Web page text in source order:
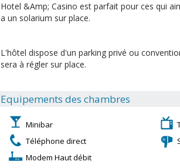
Hotel &Amp; Casino est parfait pour ces qui
a un solarium sur place.
L'hôtel dispose d'un parking privé ou
sera à régler sur place.
Equipements des chambres
Minibar
Téléphone direct
Modem Haut débit